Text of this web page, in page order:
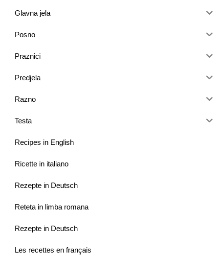
Glavna jela
Posno
Praznici
Predjela
Razno
Testa
Recipes in English
Ricette in italiano
Rezepte in Deutsch
Reteta in limba romana
Rezepte in Deutsch
Les recettes en français